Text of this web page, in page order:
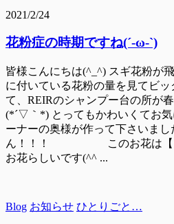
2021/2/24
花粉症の時期ですね(´-ω-`)
皆様こんにちは(^_^) スギ花粉が
に付いている花粉の量を見てビ
て、REIRのシャンプー台の所が
(*´▽｀*) とってもかわいくてお
ーナーの奥様が作って下さいま
ん！！！ このお花は【ラ
お花らしいです(^^ ...
Blog お知らせ ひとりごと…